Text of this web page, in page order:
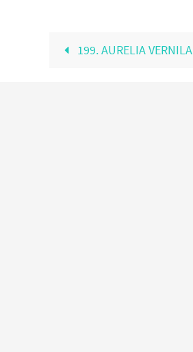
199. AURELIA VERNILA